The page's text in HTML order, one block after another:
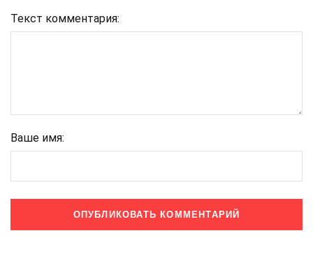
Текст комментария:
Ваше имя: